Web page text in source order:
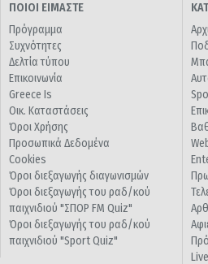
ΠΟΙΟΙ ΕΙΜΑΣΤΕ
Πρόγραμμα
Συχνότητες
Δελτία τύπου
Επικοινωνία
Greece Is
Οικ. Καταστάσεις
Όροι Χρήσης
Προσωπικά Δεδομένα
Cookies
Όροι διεξαγωγής διαγωνισμών
Όροι διεξαγωγής του ραδ/κού
παιχνιδιού "ΣΠΟΡ FM Quiz"
Όροι διεξαγωγής του ραδ/κού
παιχνιδιού "Sport Quiz"